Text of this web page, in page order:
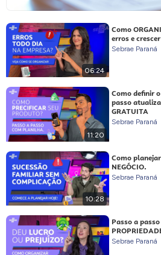
06:24
Como
erros e
Sebrae Paraná
11:20
Como definir
passo
GRATUITA
Sebrae Paraná
10:28
Como
NEGÓCIO.
Sebrae Paraná
Passo a
Sebrae Paraná